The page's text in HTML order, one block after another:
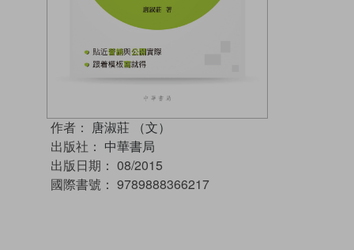
作者： 唐淑莊 （文）
出版社： 中華書局
出版日期： 08/2015
國際書號： 9789888366217